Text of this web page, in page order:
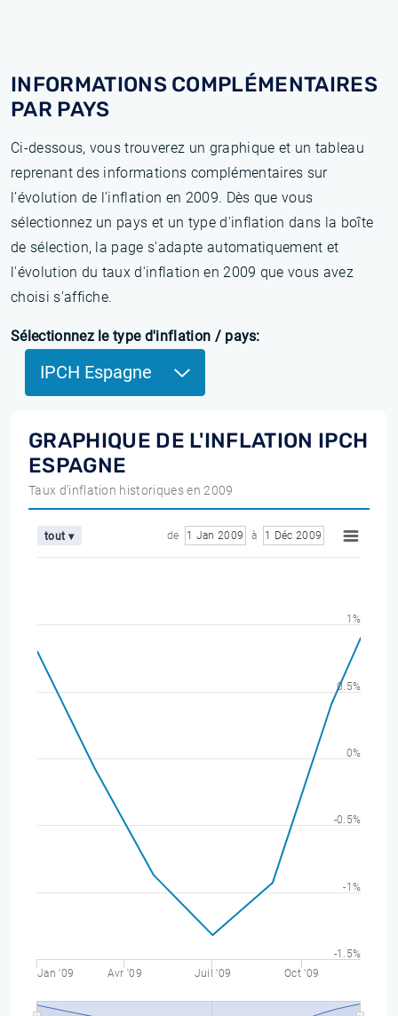
INFORMATIONS COMPLÉMENTAIRES
PAR PAYS
Ci-dessous, vous trouverez un graphique et un tableau
reprenant des informations complémentaires sur
l’évolution de l'inflation en 2009. Dès que vous
sélectionnez un pays et un type d'inflation dans la boîte
de sélection, la page s'adapte automatiquement et
l'évolution du taux d'inflation en 2009 que vous avez
choisi s'affiche.
Sélectionnez le type d'inflation / pays:
IPCH Espagne
GRAPHIQUE DE L'INFLATION IPCH
ESPAGNE
Taux d'inflation historiques en 2009
tout ▾ de 1 Jan 2009 à 1 Déc 2009
Jan '09 Avr '09 Juil '09 Oct '09
-1.5%
-1%
-0.5%
0%
0.5%
1%